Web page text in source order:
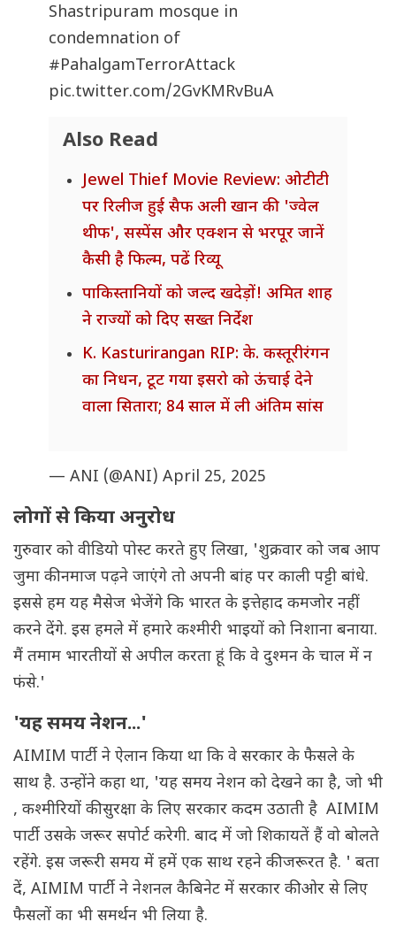
Shastripuram mosque in
condemnation of
#PahalgamTerrorAttack
pic.twitter.com/2GvKMRvBuA
Also Read
Jewel Thief Movie Review: ओटीटी
पर रिलीज हुई सैफ अली खान की 'ज्वेल
थीफ', सस्पेंस और एक्शन से भरपूर जानें
कैसी है फिल्म, पढें रिव्यू
पाकिस्तानियों को जल्द खदेड़ों! अमित शाह
ने राज्यों को दिए सख्त निर्देश
K. Kasturirangan RIP: के. कस्तूरीरंगन
का निधन, टूट गया इसरो को ऊंचाई देने
वाला सितारा; 84 साल में ली अंतिम सांस
— ANI (@ANI) April 25, 2025
लोगों से किया अनुरोध
गुरुवार को वीडियो पोस्ट करते हुए लिखा, 'शुक्रवार को जब आप
जुमा की नमाज पढ़ने जाएंगे तो अपनी बांह पर काली पट्टी बांधे.
इससे हम यह मैसेज भेजेंगे कि भारत के इत्तेहाद कमजोर नहीं
करने देंगे. इस हमले में हमारे कश्मीरी भाइयों को निशाना बनाया.
मैं तमाम भारतीयों से अपील करता हूं कि वे दुश्मन के चाल में न
फंसे.'
'यह समय नेशन...'
AIMIM पार्टी ने ऐलान किया था कि वे सरकार के फैसले के
साथ है. उन्होंने कहा था, 'यह समय नेशन को देखने का है, जो भी
, कश्मीरियों की सुरक्षा के लिए सरकार कदम उठाती है AIMIM
पार्टी उसके जरूर सपोर्ट करेगी. बाद में जो शिकायतें हैं वो बोलते
रहेंगे. इस जरूरी समय में हमें एक साथ रहने की जरूरत है. ' बता
दें, AIMIM पार्टी ने नेशनल कैबिनेट में सरकार की ओर से लिए
फैसलों का भी समर्थन भी लिया है.